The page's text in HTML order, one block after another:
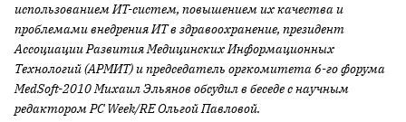
использованием ИТ-систем, повышением их качества и
проблемами внедрения ИТ в здравоохранение, президент
Ассоциации Развития Медицинских Информационных
Технологий (АРМИТ) и председатель оргкомитета 6-го форума
MedSoft-2010 Михаил Эльянов обсудил в беседе с научным
редактором PC Week/RE Ольгой Павловой.